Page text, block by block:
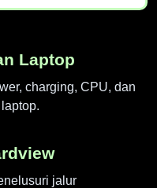
Laptop
charging, CPU, dan
jalur